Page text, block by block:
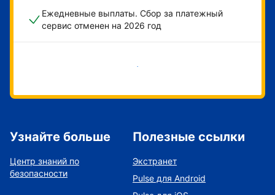
Ежедневные выплаты. Сбор за платежный
сервис отменен на 2026 год
Начать
Узнайте больше
Центр знаний по
безопасности
Полезные ссылки
Экстранет
Pulse для Android